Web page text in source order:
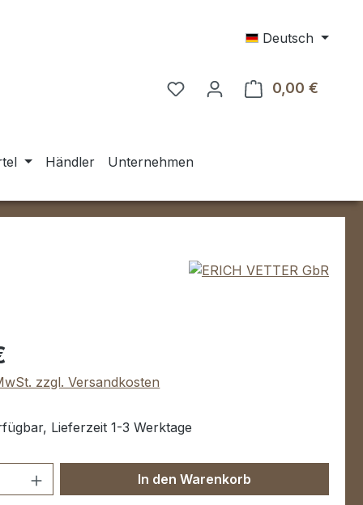
Deutsch
0,00 €
Händler Unternehmen
zzgl. Versandkosten
Lieferzeit 1-3 Werktage
Gib den gewünschten Wert
In den Warenkorb